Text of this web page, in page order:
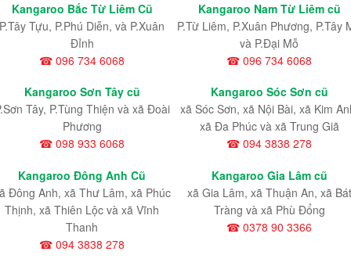
Kangaroo Bắc Từ Liêm Cũ
P.Tây Tựu, P.Phú Diễn, và P.Xuân
Đỉnh
☎ 096 734 6068
Kangaroo Nam Từ Liêm cũ
P.Từ Liêm, P.Xuân Phương, P.Tây
và P.Đại Mỗ
☎ 096 734 6068
Kangaroo Sơn Tây cũ
Tây, P.Tùng Thiện và xã Đoài
Phương
☎ 098 933 6068
Kangaroo Sóc Sơn cũ
xã Sóc Sơn, xã Nội Bài, xã Kim
xã Đa Phúc và xã Trung Giã
☎ 094 3838 278
Kangaroo Đông Anh Cũ
Đông Anh, xã Thư Lâm, xã Phúc
Thịnh, xã Thiên Lộc và xã Vĩnh
Thanh
☎ 094 3838 278
Kangaroo Gia Lâm cũ
xã Gia Lâm, xã Thuận An, xã Bát
Tràng và xã Phù Đổng
☎ 0378 90 3366